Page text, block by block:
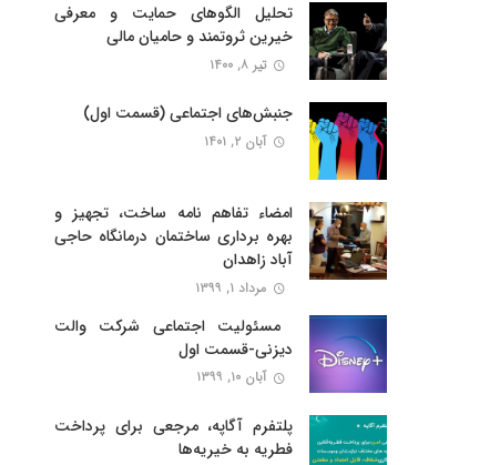
تحلیل الگوهای حمایت و معرفی
خیرین ثروتمند و حامیان مالی
تیر ۸, ۱۴۰۰
جنبش‌های اجتماعی (قسمت اول)
آبان ۲, ۱۴۰۱
امضاء تفاهم نامه ساخت، تجهیز و
بهره برداری ساختمان درمانگاه حاجی
آباد زاهدان
مرداد ۱, ۱۳۹۹
‍ مسئولیت اجتماعی شرکت والت
دیزنی-قسمت اول
آبان ۱۰, ۱۳۹۹
پلتفرم آگاپه، مرجعی برای پرداخت
فطریه به خیریه‌ها